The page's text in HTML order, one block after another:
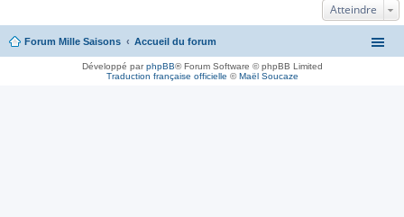
Atteindre
Forum Mille Saisons Accueil du forum
Développé parphpBB® Forum Software © phpBB Limited
Traduction française officielle ©Maël Soucaze